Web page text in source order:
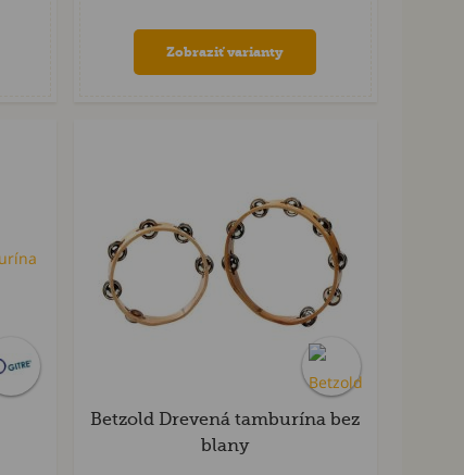
Zobraziť varianty
Betzold Drevená tamburína bez
blany